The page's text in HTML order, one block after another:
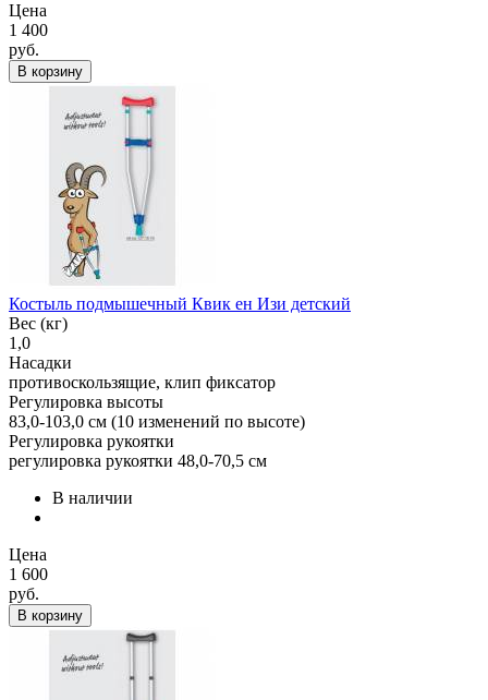
Цена
1 400
руб.
В корзину
Костыль подмышечный Квик ен Изи детский
Вес (кг)
1,0
Насадки
противоскользящие, клип фиксатор
Регулировка высоты
83,0-103,0 см (10 изменений по высоте)
Регулировка рукоятки
регулировка рукоятки 48,0-70,5 см
В наличии
Цена
1 600
руб.
В корзину